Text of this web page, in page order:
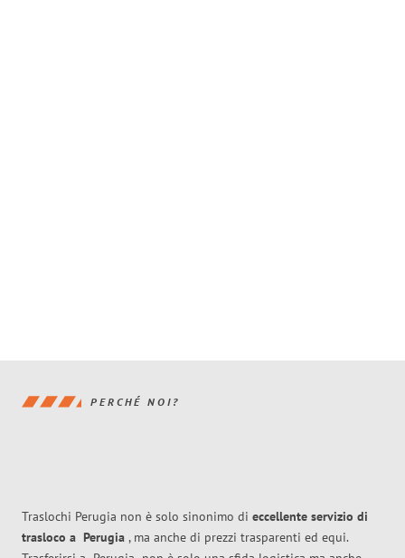
PERCHÉ NOI?
Traslochi Perugia non è solo sinonimo di eccellente servizio di
trasloco a Perugia , ma anche di prezzi trasparenti ed equi.